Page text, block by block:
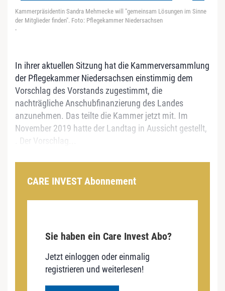
Kammerpräsidentin Sandra Mehmecke will "gemeinsam Lösungen im Sinne
der Mitglieder finden". Foto: Pflegekammer Niedersachsen
-
In ihrer aktuellen Sitzung hat die Kammerversammlung
der Pflegekammer Niedersachsen einstimmig dem
Vorschlag des Vorstands zugestimmt, die
nachträgliche Anschubfinanzierung des Landes
anzunehmen. Das teilte die Kammer jetzt mit. Im
November 2019 hatte der Landtag in Aussicht gestellt,
. Der Vorschlag...
CARE INVEST Abonnement
Sie haben ein Care Invest Abo?
Jetzt einloggen oder einmalig
registrieren und weiterlesen!